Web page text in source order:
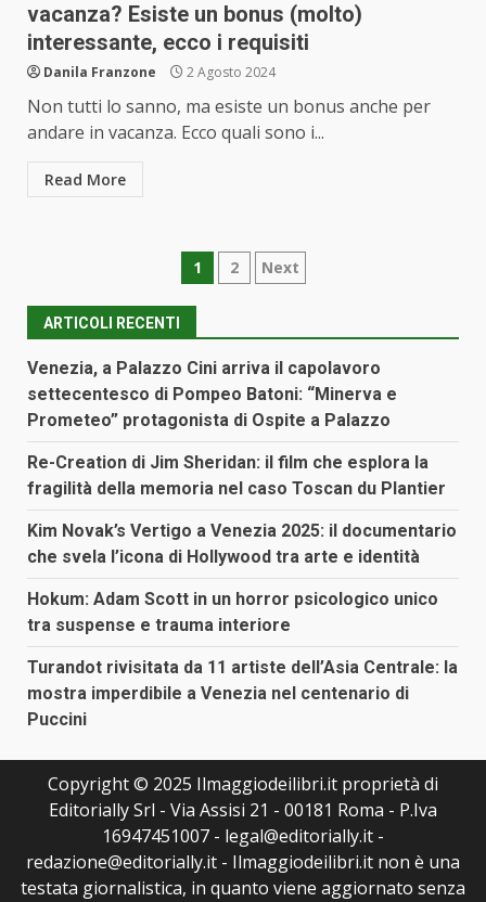
vacanza? Esiste un bonus (molto)
interessante, ecco i requisiti
Danila Franzone 2 Agosto 2024
Non tutti lo sanno, ma esiste un bonus anche per
andare in vacanza. Ecco quali sono i...
Read More
Paginazione
degli
articoli
1 2 Next
ARTICOLI RECENTI
Venezia, a Palazzo Cini arriva il capolavoro
settecentesco di Pompeo Batoni: “Minerva e
Prometeo” protagonista di Ospite a Palazzo
Re-Creation di Jim Sheridan: il film che esplora la
fragilità della memoria nel caso Toscan du Plantier
Kim Novak’s Vertigo a Venezia 2025: il documentario
che svela l’icona di Hollywood tra arte e identità
Hokum: Adam Scott in un horror psicologico unico
tra suspense e trauma interiore
Turandot rivisitata da 11 artiste dell’Asia Centrale: la
mostra imperdibile a Venezia nel centenario di
Puccini
Copyright © 2025 Ilmaggiodeilibri.it proprietà di
Editorially Srl - Via Assisi 21 - 00181 Roma - P.Iva
16947451007 - legal@editorially.it -
redazione@editorially.it - Ilmaggiodeilibri.it non è una
testata giornalistica, in quanto viene aggiornato senza